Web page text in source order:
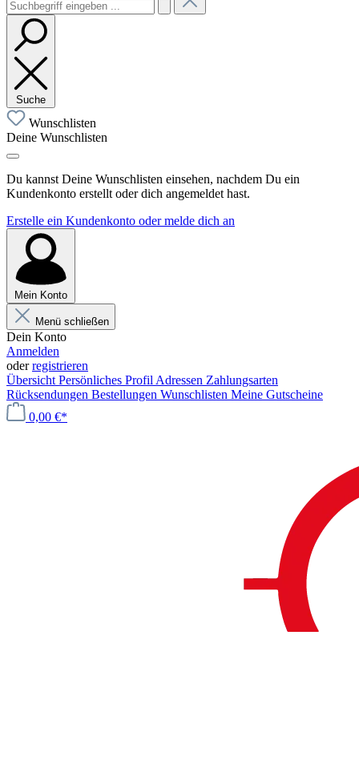
Suche
Wunschlisten
Deine Wunschlisten
Du kannst Deine Wunschlisten einsehen, nachdem Du ein
Kundenkonto erstellt oder dich angemeldet hast.
Erstelle ein Kundenkonto oder melde dich an
Mein Konto
Menü schließen
Dein Konto
Anmelden
oderregistrieren
Übersicht Persönliches Profil Adressen Zahlungsarten
Rücksendungen Bestellungen Wunschlisten Meine Gutscheine
0,00 €*